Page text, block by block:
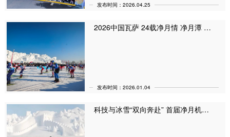
发布时间：2026.04.25
2026中国瓦萨 24载净月情 净月潭 （2026年1月4日）
发布时间：2026.01.04
科技与冰雪“双向奔赴” 首届净月机器人冰雪趣味赛在净月潭开赛！